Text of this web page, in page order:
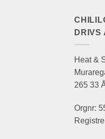
DRIVS
Heat &
265 33
Orgnr: